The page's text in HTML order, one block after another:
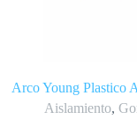
Arco Young Plastico
Aislamiento,